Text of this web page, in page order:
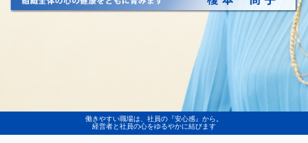
働きやすい職場は、社員の『安心感』から。
経営者と社員の心をゆるやかに結びます